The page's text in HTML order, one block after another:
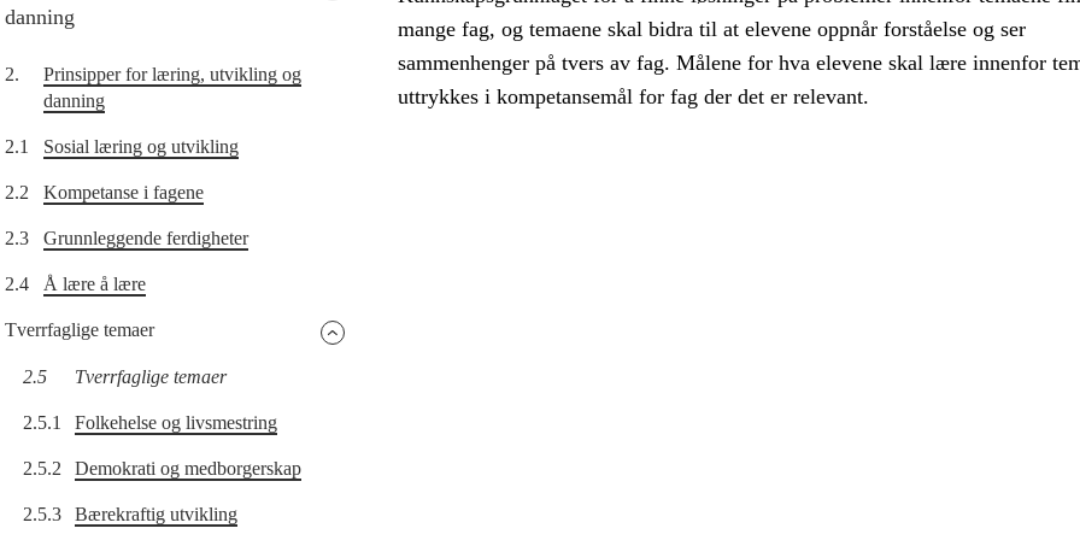
danning
2.
Prinsipper for læring, utvikling og
danning
2.1 Sosial læring og utvikling
2.2 Kompetanse i fagene
2.3 Grunnleggende ferdigheter
2.4 Å lære å lære
Tverrfaglige temaer
2.5 Tverrfaglige temaer
2.5.1 Folkehelse og livsmestring
2.5.2 Demokrati og medborgerskap
2.5.3 Bærekraftig utvikling
mange fag, og temaene skal bidra til at elevene oppnår forståelse og ser
sammenhenger på tvers av fag. Målene for hva elevene skal lære innenfor
uttrykkes i kompetansemål for fag der det er relevant.